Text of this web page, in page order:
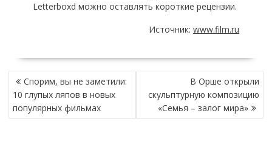
Letterboxd можно оставлять короткие рецензии.
Источник:www.film.ru
НАВИГАЦИЯ
ПО
ЗАПИСЯМ
Спорим, вы не заметили:
10 глупых ляпов в новых
популярных фильмах
В Орше открыли
скульптурную композицию
«Семья – залог мира»